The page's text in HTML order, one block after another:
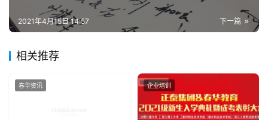
下一篇
2021年4月15日 14:57
相关推荐
春华资讯 企业培训